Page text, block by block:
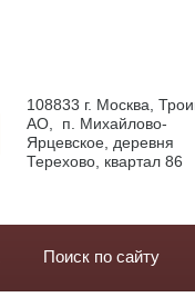
108833 г. Москва,
АО, п. Михайлово-
Ярцевское, деревня
Терехово, квартал 86
Поиск по сайту